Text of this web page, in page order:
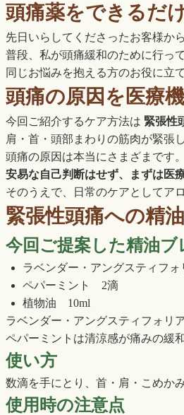
頭痛薬をできるだ
先日いらしてくださったお客様か
普段、私が頭痛緩和のために行っ
同じお悩みを抱える方のお役に立
頭痛の原因を医療
今回ご紹介するケア方法は 緊張性
肩・首・頭部まわりの筋肉が緊張
頭痛の原因は本当にさまざまです。
安易な自己判断はせず、まずは医
そのうえで、日常のケアとしてア
緊張性頭痛への精
今回ご提案した精油ブ
ラベンダー・アングスティフ
ペパーミント 2滴
植物油 10ml
ラベンダー・アングスティフォリ
ペパーミントは清涼感が痛みの緩
使い方
数滴を手にとり、首・肩・こめか
使用時の注意点